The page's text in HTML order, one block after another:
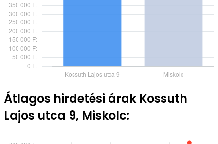
Átlagos hirdetési árak Kossuth
Lajos utca 9, Miskolc: